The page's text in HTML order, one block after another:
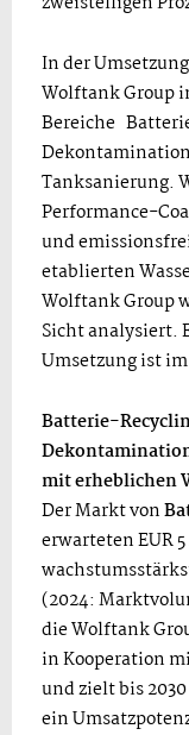
In der
Wolftank Group
Bereiche
Tanksanierung.
Performance-
und
etablierten
Wolftank Group
Sicht analysiert.
Umsetzung ist
Batterie-
mit erheblichen
Der Markt von
erwarteten EUR
(2024:
die Wolftank
in Kooperation
und zielt bis
ein